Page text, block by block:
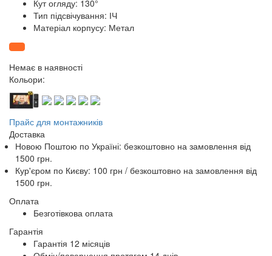
Кут огляду: 130°
Тип підсвічування: ІЧ
Матеріал корпусу: Метал
Немає в наявності
Кольори:
Прайс для монтажників
Доставка
Новою Поштою по Україні: безкоштовно на замовлення від
1500 грн.
Кур'єром по Києву: 100 грн / безкоштовно на замовлення від
1500 грн.
Оплата
Безготівкова оплата
Гарантія
Гарантія 12 місяців